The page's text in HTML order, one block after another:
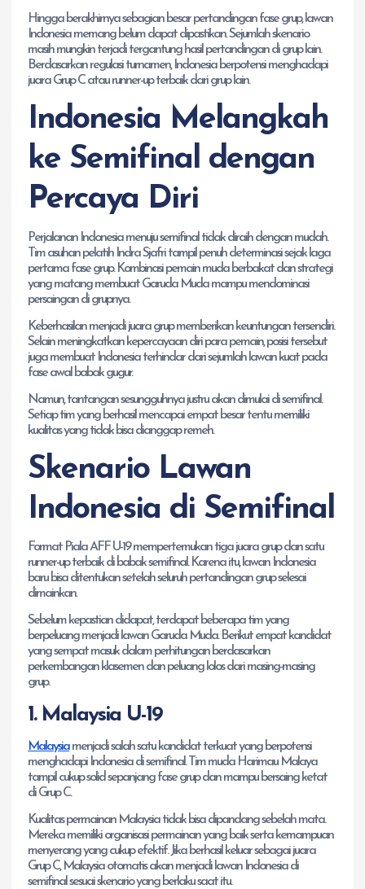
Hingga berakhirnya sebagian besar pertandingan fase grup, lawan
Indonesia memang belum dapat dipastikan. Sejumlah skenario
masih mungkin terjadi tergantung hasil pertandingan di grup lain.
Berdasarkan regulasi turnamen, Indonesia berpotensi menghadapi
juara Grup C atau runner-up terbaik dari grup lain.
Indonesia Melangkah
ke Semifinal dengan
Percaya Diri
Perjalanan Indonesia menuju semifinal tidak diraih dengan mudah.
Tim asuhan pelatih Indra Sjafri tampil penuh determinasi sejak laga
pertama fase grup. Kombinasi pemain muda berbakat dan strategi
yang matang membuat Garuda Muda mampu mendominasi
persaingan di grupnya.
Keberhasilan menjadi juara grup memberikan keuntungan tersendiri.
Selain meningkatkan kepercayaan diri para pemain, posisi tersebut
juga membuat Indonesia terhindar dari sejumlah lawan kuat pada
fase awal babak gugur.
Namun, tantangan sesungguhnya justru akan dimulai di semifinal.
Setiap tim yang berhasil mencapai empat besar tentu memiliki
kualitas yang tidak bisa dianggap remeh.
Skenario Lawan
Indonesia di Semifinal
Format Piala AFF U-19 mempertemukan tiga juara grup dan satu
runner-up terbaik di babak semifinal. Karena itu, lawan Indonesia
baru bisa ditentukan setelah seluruh pertandingan grup selesai
dimainkan.
Sebelum kepastian didapat, terdapat beberapa tim yang
berpeluang menjadi lawan Garuda Muda. Berikut empat kandidat
yang sempat masuk dalam perhitungan berdasarkan
perkembangan klasemen dan peluang lolos dari masing-masing
grup.
1. Malaysia U-19
Malaysiamenjadi salah satu kandidat terkuat yang berpotensi
menghadapi Indonesia di semifinal. Tim muda Harimau Malaya
tampil cukup solid sepanjang fase grup dan mampu bersaing ketat
di Grup C.
Kualitas permainan Malaysia tidak bisa dipandang sebelah mata.
Mereka memiliki organisasi permainan yang baik serta kemampuan
menyerang yang cukup efektif. Jika berhasil keluar sebagai juara
Grup C, Malaysia otomatis akan menjadi lawan Indonesia di
semifinal sesuai skenario yang berlaku saat itu.